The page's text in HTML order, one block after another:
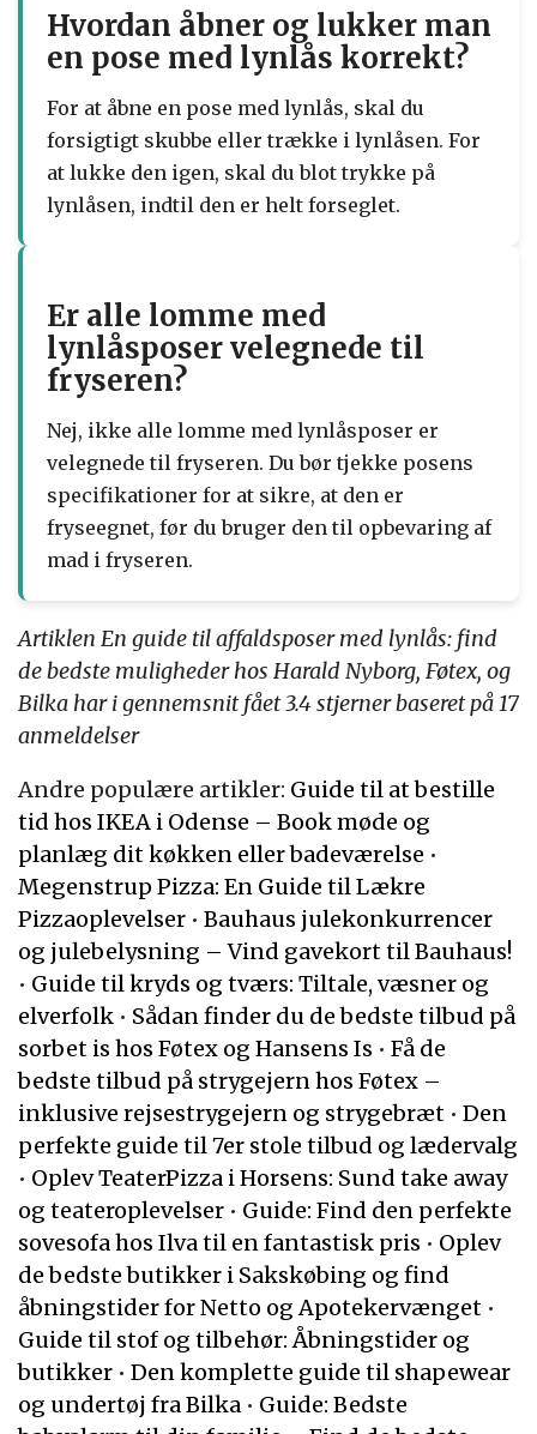
Hvordan åbner og lukker man
en pose med lynlås korrekt?
For at åbne en pose med lynlås, skal du
forsigtigt skubbe eller trække i lynlåsen. For
at lukke den igen, skal du blot trykke på
lynlåsen, indtil den er helt forseglet.
Er alle lomme med
lynlåsposer velegnede til
fryseren?
Nej, ikke alle lomme med lynlåsposer er
velegnede til fryseren. Du bør tjekke posens
specifikationer for at sikre, at den er
fryseegnet, før du bruger den til opbevaring af
mad i fryseren.
Artiklen En guide til affaldsposer med lynlås: find
de bedste muligheder hos Harald Nyborg, Føtex, og
Bilka har i gennemsnit fået3.4stjerner baseret på17
anmeldelser
Andre populære artikler: Guide til at bestille
tid hos IKEA i Odense – Book møde og
planlæg dit køkken eller badeværelse •
Megenstrup Pizza: En Guide til Lækre
Pizzaoplevelser • Bauhaus julekonkurrencer
og julebelysning – Vind gavekort til Bauhaus!
• Guide til kryds og tværs: Tiltale, væsner og
elverfolk • Sådan finder du de bedste tilbud på
sorbet is hos Føtex og Hansens Is • Få de
bedste tilbud på strygejern hos Føtex –
inklusive rejsestrygejern og strygebræt • Den
perfekte guide til 7er stole tilbud og lædervalg
• Oplev TeaterPizza i Horsens: Sund take away
og teateroplevelser • Guide: Find den perfekte
sovesofa hos Ilva til en fantastisk pris • Oplev
de bedste butikker i Sakskøbing og find
åbningstider for Netto og Apotekervænget •
Guide til stof og tilbehør: Åbningstider og
butikker • Den komplette guide til shapewear
og undertøj fra Bilka • Guide: Bedste